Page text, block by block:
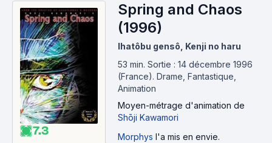
7.3
Spring and Chaos
(1996)
Ihatôbu gensô, Kenji no haru
53 min. Sortie : 14 décembre 1996
(France). Drame, Fantastique,
Animation
Moyen-métrage d'animation de
Shōji Kawamori
Morphys l'a mis en envie.